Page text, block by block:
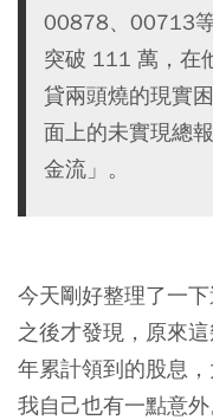
00878、00713
突破 111 萬，在
貸兩頭燒的現實
面上的未實現總
金流」。
今天剛好整理了一
之後才發現，原來
年累計領到的股息
我自己也有一點意外